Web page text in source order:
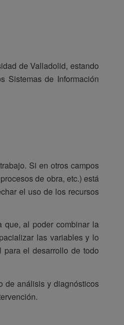
de Valladolid, estando
Sistemas de Información
Si en otros campos
de obra, etc.) está
el uso de los recursos
que, al poder combinar la
las variables y lo
para el desarrollo de todo
de análisis y diagnósticos